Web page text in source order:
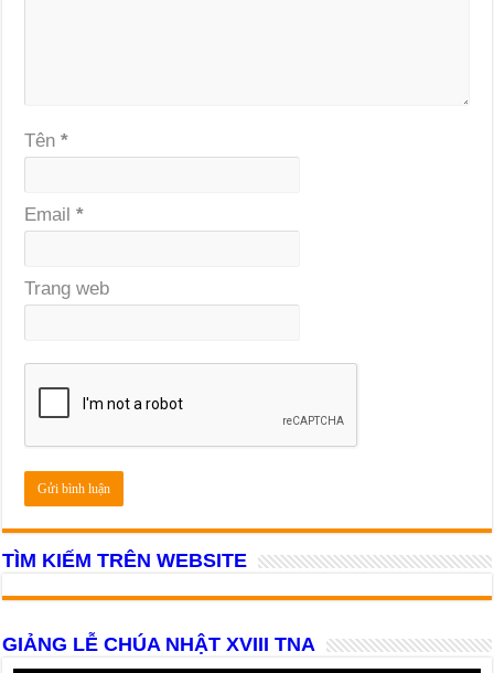
Tên*
Email*
Trang web
TÌM KIẾM TRÊN WEBSITE
GIẢNG LỄ CHÚA NHẬT XVIII TNA